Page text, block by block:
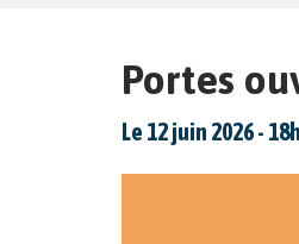
Portes
Le 12juin 2026-